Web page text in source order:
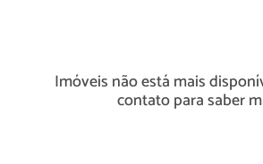
Imóveis não está mais
contato para saber